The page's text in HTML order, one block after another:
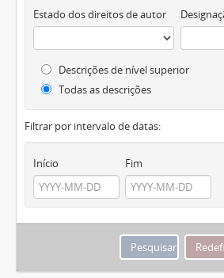
Estado dos direitos de autor
Descrições de nível superior
Todas as descrições
Filtrar por intervalo de datas:
Início Fim